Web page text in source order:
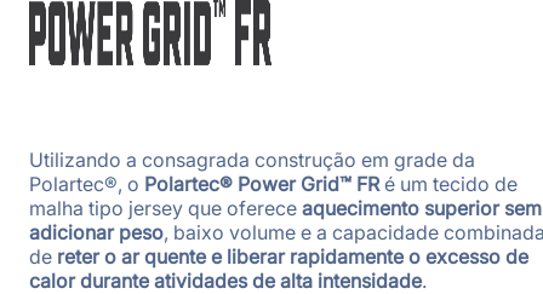
Utilizando a consagrada construção em grade da
Polartec®, o Polartec® Power Grid™ FRé um tecido de
malha tipo jersey que oferece aquecimento superior sem
adicionar peso, baixo volume e a capacidade
de reter o ar quente e liberar rapidamente o excesso de
calor durante atividades de alta intensidade.